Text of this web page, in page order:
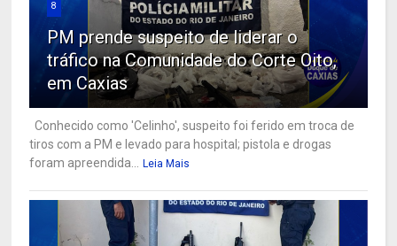
8
PM prende suspeito de liderar o
tráfico na Comunidade do Corte Oito,
em Caxias
Conhecido como 'Celinho', suspeito foi ferido em troca de
tiros com a PM e levado para hospital; pistola e drogas
foram apreendida... Leia Mais